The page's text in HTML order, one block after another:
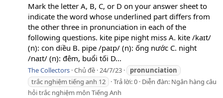
Mark the letter A, B, C, or D on your answer sheet to
indicate the word whose underlined part differs from
the other three in pronunciation in each of the
following questions. kite pipe night miss A. kite /kaɪt/
(n): con diều B. pipe /paɪp/ (n): ống nước C. night
/naɪt/ (n): đêm, buổi tối D...
The Collectors Chủ đề 24/7/23
pronunciation
trắc nghiệm tiếng anh 12
Trả lời: 0 Diễn đàn: Ngân hàng câu
hỏi trắc nghiệm môn Tiếng Anh